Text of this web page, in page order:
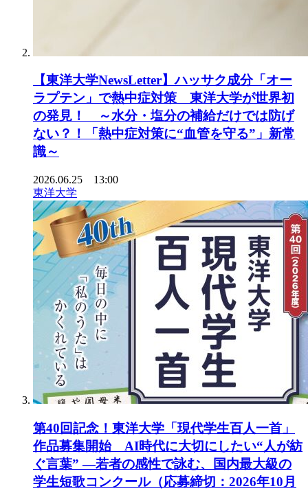
【東洋大学NewsLetter】ハッサク成分「オー
ラプテン」で熱中症対策 東洋大学が世界初
の発見！ ～水分・塩分の補給だけでは防げ
ない？！「熱中症対策に“血管を守る”」新常
識～
2026.06.25 13:00
東洋大学
第40回記念！東洋大学「現代学生百人一首」
作品募集開始 AI時代に大切にしたい“人が紡
ぐ言葉” ―若者の感性で詠む、国内最大級の
学生短歌コンクール（応募締切：2026年10月